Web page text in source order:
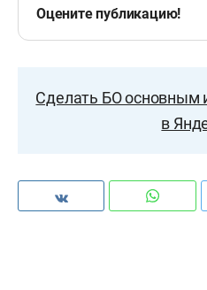
Оцените публикацию!
Сделать БО основным
в